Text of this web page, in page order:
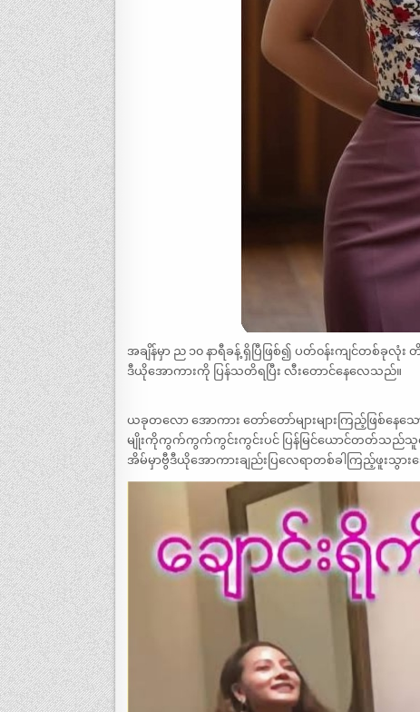
အချိန်မှာ ည ၁၀ နာရီခန့် ရှိပြီဖြစ်၍ ပတ်၀န်းကျင်တစ်
ဒီယိုအောကားကို ပြန်သတိရပြီး လီးတောင်နေလေသည်။
ယခုတလော အောကား တော်တော်များများကြည့်ဖြစ်နေ
မျိုးကိုကွက်ကွက်ကွင်းကွင်းပင် ပြန်မြင်ယောင်တတ်သည်သူန
အိမ်မှာဗွီဒီယိုအောကားချည်းပြလေရာတစ်ခါကြည့်ဖူးသွ